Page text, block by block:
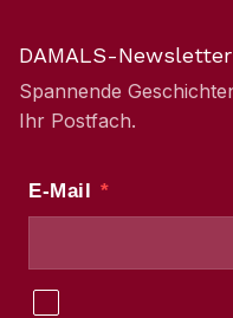
DAMALS-Newsletter
Spannende
Ihr Postfach.